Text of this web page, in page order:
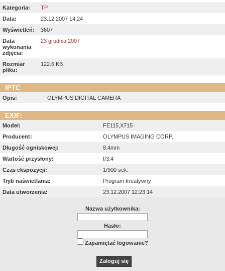
Kategoria:
TP
Data:
23.12.2007 14:24
Wyświetleń:
3607
Data
wykonania
zdjęcia:
23 grudnia 2007
Rozmiar
pliku:
122.6 KB
IPTC
Opis: OLYMPUS DIGITAL CAMERA
EXIF:
Model:
FE115,X715
Producent:
OLYMPUS IMAGING CORP.
Długość ogniskowej:
8.4mm
Wartość przysłony:
f/3.4
Czas ekspozycji:
1/900 sek.
Tryb naświetlania:
Program kreatywny
Data utworzenia:
23.12.2007 12:23:14
Nazwa użytkownika:
Hasło:
Zapamiętać logowanie?